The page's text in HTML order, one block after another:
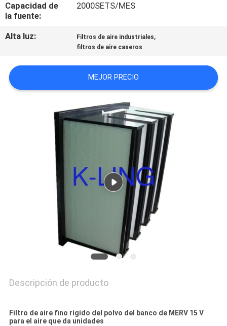
NOTICIAS
DE
TRABAJO
POLÍTICA
PRIVACIDAD
Capacidad de
la fuente:
2000SETS/MES
Alta luz: Filtros de aire industriales,
filtros de aire caseros
MEJOR PRECIO
Descripción de producto
Filtro de aire fino rígido del polvo del banco de MERV 15 V
para el aire que da unidades